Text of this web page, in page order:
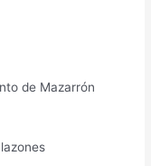
de Mazarrón